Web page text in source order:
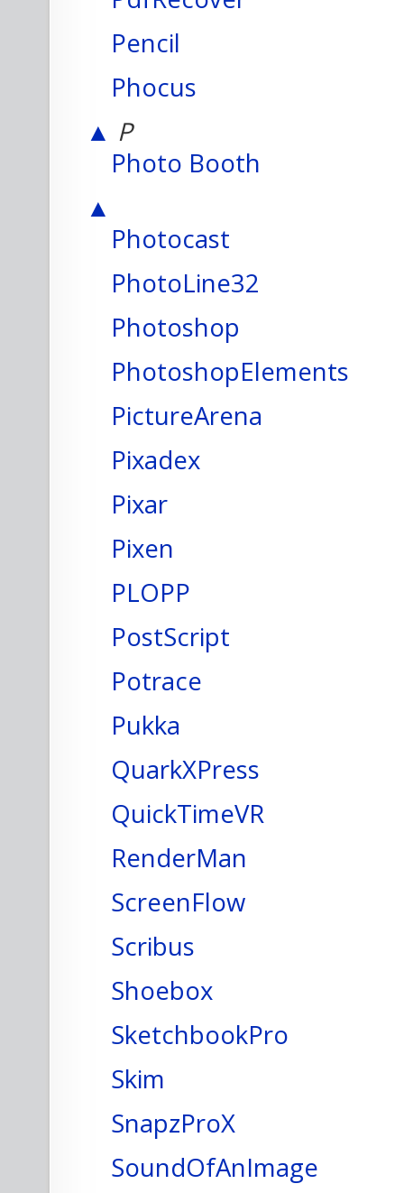
Pencil
Phocus
▲ P
Photo Booth
▲
Photocast
PhotoLine32
Photoshop
PhotoshopElements
PictureArena
Pixadex
Pixar
Pixen
PLOPP
PostScript
Potrace
Pukka
QuarkXPress
QuickTimeVR
RenderMan
ScreenFlow
Scribus
Shoebox
SketchbookPro
Skim
SnapzProX
SoundOfAnImage